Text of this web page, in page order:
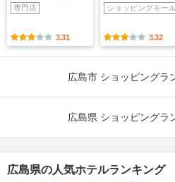
専門店
3.31
ショッピングモー
3.32
広島市 ショッピングラ
広島県 ショッピングラ
広島県の人気ホテルランキング